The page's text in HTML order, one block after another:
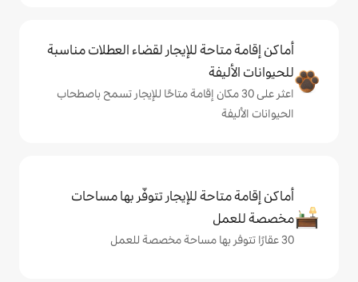
للإيجار لقضاء العطلات مناسبة
30 مكان إقامة متاحًا للإيجار تسمح باصطحاب
للإيجار تتوفّر بها مساحات